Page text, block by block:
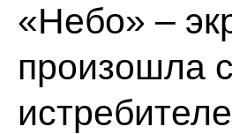
«Небо» –
произошла